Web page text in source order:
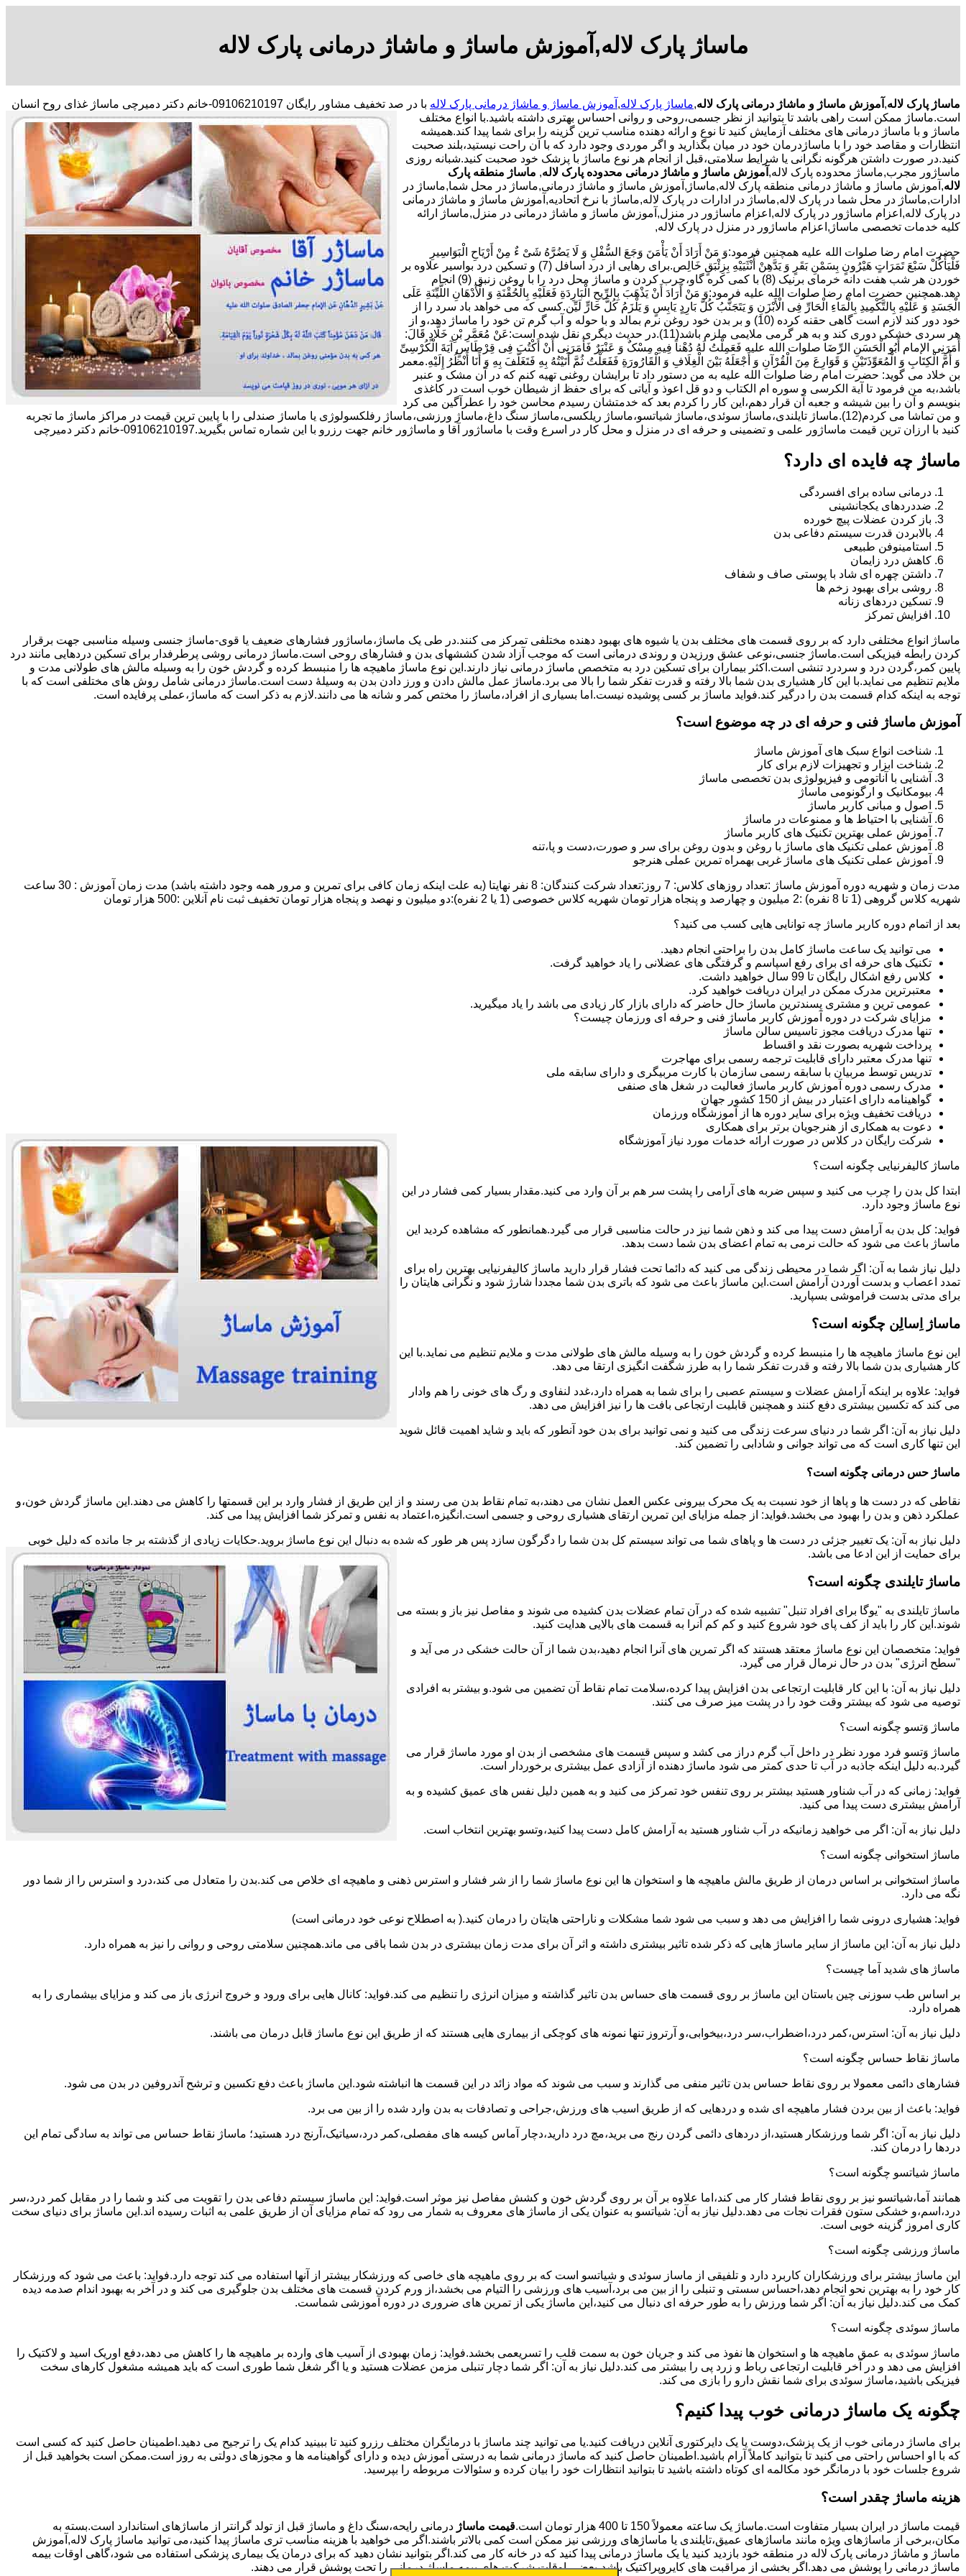
ماساژ پارک لاله,آموزش ماساژ و ماشاژ درمانی پارک لاله
ماساژ پارک لاله, آموزش ماساژ و ماشاژ درمانی پارک لاله,ماساژ پارک لاله, آموزش ماساژ و ماشاژ درمانی پارک لاله
با در صد تخفیف مشاور رایگان 09106210197-خانم دکتر دمیرچی ماساژ غذای روح انسان
است.ماساژ ممکن است راهی باشد تا بتوانید از نظر جسمی،روحی و روانی احساس بهتری داشته باشید.با انواع مختلف
ماساژ و با ماساژ درمانی های مختلف آزمایش کنید تا نوع و ارائه دهنده مناسب ترین گزینه را برای شما پیدا کند.همیشه
انتظارات و مقاصد خود را با ماساژدرمان خود در میان بگذارید و اگر موردی وجود دارد که با آن راحت نیستید،بلند صحبت
کنید.در صورت داشتن هرگونه نگرانی یا شرایط سلامتی،قبل از انجام هر نوع ماساژ با پزشک خود صحبت کنید.شبانه روزی
ماساژور مجرب,ماساژ محدوده پارک لاله, آموزش ماساژ و ماشاژ درمانی محدوده پارک لاله, ماساژ منطقه پارک
لاله,آموزش ماساژ و ماشاژ درمانی منطقه پارک لاله,ماساژ,آموزش ماساژ و ماشاژ درمانی,ماساژ در محل شما,ماساژ در
ادارات,ماساژ در محل شما در پارک لاله,ماساژ در ادارات در پارک لاله,ماساژ با نرخ اتحادیه,آموزش ماساژ و ماشاژ درمانی
در پارک لاله,اعزام ماساژور در پارک لاله,اعزام ماساژور در منزل,آموزش ماساژ و ماشاژ درمانی در منزل,ماساژ ارائه
کلیه خدمات تخصصی ماساژ,اعزام ماساژور در منزل در پارک لاله,
حضرت امام رضا صلوات الله علیه همچنین فرمود:وَ مَنْ أَرَادَ أَنْ یَأْمَنَ وَجَعَ السُّفْلِ وَ لَا یَضُرَّهُ شَیْ ءٌ مِنْ أَرْیَاحِ الْبَوَاسِیرِ
فَلْیَأْکُلْ سَبْعَ تَمَرَاتٍ هَیْرُونٍ بِسَمْنِ بَقَرٍ وَ یَدَّهِنْ أُنْثَیَیْهِ بِزِئْبَقٍ خَالِص.برای رهایی از درد اسافل (7) و تسکین درد بواسیر علاوه بر
خوردن هر شب هفت دانه خرمای برنیک (8) با کمی کره گاو،چرب کردن و ماساژ محل درد را با روغن زنبق (9) انجام
دهد.همچنین حضرت امام رضا صلوات الله علیه فرمود:وَ مَنْ أَرَادَ أَنْ یَذْهَبَ بِالرِّیحِ الْبَارِدَةِ فَعَلَیْهِ بِالْحُقْنَةِ وَ الْأَدْهَانِ اللَّیِّنَةِ عَلَى
الْجَسَدِ وَ عَلَیْهِ بِالتَّکْمِیدِ بِالْمَاءِ الْحَارِّ فِی الْأَبْزَنِ وَ یَتَجَنَّبُ کُلَّ بَارِدٍ یَابِسٍ وَ یَلْزَمُ کُلَّ حَارٍّ لَیِّن.کسی که می خواهد باد سرد را از
خود دور کند لازم است گاهی حقنه کرده (10) و بر بدن خود روغن نرم بمالد و با حوله و آب گرم تن خود را ماساژ دهد،و از
هر سردی خشکی دوری کند و به هر گرمی ملایمی ملزم باشد(11).در حدیث دیگری نقل شده است:عَنْ مُعَمَّرِ بْنِ خَلَّادٍ قَالَ:
أَمَرَنِی الإمام أَبُو الْحَسَنِ الرِّضَا صلوات الله علیه فَعَمِلْتُ لَهُ دُهْناً فِیهِ مِسْکٌ وَ عَنْبَرٌ فَأَمَرَنِی أَنْ أَکْتُبَ فِی قِرْطَاسٍ آیَةَ الْکُرْسِیِّ
وَ أُمَّ الْکِتَابِ وَ الْمُعَوِّذَتَیْنِ وَ قَوَارِعَ مِنَ الْقُرْآنِ وَ أَجْعَلَهُ بَیْنَ الْغِلَافِ وَ الْقَارُورَةِ فَفَعَلْتُ ثُمَّ أَتَیْتُهُ بِهِ فَتَغَلَّفَ بِهِ وَ أَنَا أَنْظُرُ إِلَیْهِ.معمر
بن خلاد می گوید: حضرت امام رضا صلوات الله علیه به من دستور داد تا برایشان روغنى تهیه کنم که در آن مشک و عنبر
باشد،به من فرمود تا آیة الکرسى و سوره ام الکتاب و دو قل اعوذ و آیاتى که براى حفظ از شیطان خوب است در کاغذى
بنویسم و آن را بین شیشه و جعبه آن قرار دهم،این کار را کردم بعد که خدمتشان رسیدم محاسن خود را عطرآگین می کرد
و من تماشا می کردم(12).ماساژ تایلندی،ماساژ سوئدی،ماساژ شیاتسو،ماساژ ریلکسی،ماساژ سنگ داغ،ماساژ ورزشی،ماساژ رفلکسولوژی یا ماساژ صندلی را با پایین ترین قیمت در مراکز ماساژ ما تجربه
کنید با ارزان ترین قیمت ماساژور علمی و تضمینی و حرفه ای در منزل و محل کار در اسرع وقت با ماساژور آقا و ماساژور خانم جهت رزرو با این شماره تماس بگیرید.09106210197-خانم دکتر دمیرچی
ماساژ چه فایده ای دارد؟
درمانی ساده برای افسردگی
ضددردهای یکجانشینی
باز کردن عضلات پیچ خورده
بالابردن قدرت سیستم دفاعی بدن
استامینوفن طبیعی
کاهش درد زایمان
داشتن چهره ای شاد با پوستی صاف و شفاف
روشی برای بهبود زخم ها
تسکین دردهای زنانه
افزایش تمرکز
ماساژ انواع مختلفی دارد که بر روی قسمت های مختلف بدن یا شیوه های بهبود دهنده مختلفی تمرکز می کنند.در طی یک ماساژ،ماساژور فشارهای ضعیف یا قوی-ماساژ جنسی وسیله مناسبی جهت برقرار
کردن رابطه فیزیکی است.ماساژ جنسی،نوعی عشق ورزیدن و روندی درمانی است که موجب آزاد شدن کششهای بدن و فشارهای روحی است.ماساژ درمانی روشی پرطرفدار برای تسکین دردهایی مانند درد
پایین کمر،گردن درد و سردرد تنشی است.اکثر بیماران برای تسکین درد به متخصص ماساژ درمانی نیاز دارند.این نوع ماساژ ماهیچه ها را منبسط کرده و گردش خون را به وسیله مالش های طولانی مدت و
ملایم تنظیم می نماید.با این کار هشیاری بدن شما بالا رفته و قدرت تفکر شما را بالا می برد.ماساژ عمل مالش دادن و ورز دادن بدن به وسیلۀ دست است.ماساژ درمانی شامل روش های مختلفی است که با
توجه به اینکه کدام قسمت بدن را درگیر کند.فواید ماساژ بر کسی پوشیده نیست.اما بسیاری از افراد،ماساژ را مختص کمر و شانه ها می دانند.لازم به ذکر است که ماساژ،عملی پرفایده است.
آموزش ماساژ فنی و حرفه ای در چه موضوع است؟
شناخت انواع سبک های آموزش ماساژ
شناخت ابزار و تجهیزات لازم برای کار
آشنایی با آناتومی و فیزیولوژی بدن تخصصی ماساژ
بیومکانیک و ارگونومی ماساژ
اصول و مبانی کاربر ماساژ
آشنایی با احتیاط ها و ممنوعات در ماساژ
آموزش عملی بهترین تکنیک های کاربر ماساژ
آموزش عملی تکنیک های ماساژ با روغن و بدون روغن برای سر و صورت،دست و پا،تنه
آموزش عملی تکنیک های ماساژ غربی بهمراه تمرین عملی هنرجو
مدت زمان و شهریه دوره آموزش ماساژ :تعداد روزهای کلاس: 7 روز:تعداد شرکت کنندگان: 8 نفر نهایتا (به علت اینکه زمان کافی برای تمرین و مرور همه وجود داشته باشد) مدت زمان آموزش : 30 ساعت
شهریه کلاس گروهی (1 تا 8 نفره) :2 میلیون و چهارصد و پنجاه هزار تومان شهریه کلاس خصوصی (1 یا 2 نفره):دو میلیون و نهصد و پنجاه هزار تومان تخفیف ثبت نام آنلاین :500 هزار تومان
بعد از اتمام دوره کاربر ماساژ چه توانایی هایی کسب می کنید؟
می توانید یک ساعت ماساژ کامل بدن را براحتی انجام دهید.
تکنیک های حرفه ای برای رفع اسپاسم و گرفتگی های عضلانی را یاد خواهید گرفت.
کلاس رفع اشکال رایگان تا 99 سال خواهید داشت.
معتبرترین مدرک ممکن در ایران دریافت خواهید کرد.
عمومی ترین و مشتری پسندترین ماساژ حال حاضر که دارای بازار کار زیادی می باشد را یاد میگیرید.
مزایای شرکت در دوره آموزش کاربر ماساژ فنی و حرفه ای ورزمان چیست؟
تنها مدرک دریافت مجوز تاسیس سالن ماساژ
پرداخت شهریه بصورت نقد و اقساط
تنها مدرک معتبر دارای قابلیت ترجمه رسمی برای مهاجرت
تدریس توسط مربیان با سابقه رسمی سازمان با کارت مربیگری و دارای سابقه ملی
مدرک رسمی دوره آموزش کاربر ماساژ فعالیت در شغل های صنفی
گواهینامه دارای اعتبار در بیش از 150 کشور جهان
دریافت تخفیف ویژه برای سایر دوره ها از آموزشگاه ورزمان
دعوت به همکاری از هنرجویان برتر برای همکاری
شرکت رایگان در کلاس در صورت ارائه خدمات مورد نیاز آموزشگاه
ماساژ کالیفرنیایی چگونه است؟
ابتدا کل بدن را چرب می کنید و سپس ضربه های آرامی را پشت سر هم بر آن وارد می کنید.مقدار بسیار کمی فشار در این
نوع ماساژ وجود دارد.
فواید: کل بدن به آرامش دست پیدا می کند و ذهن شما نیز در حالت مناسبی قرار می گیرد.همانطور که مشاهده کردید این
ماساژ باعث می شود که حالت نرمی به تمام اعضای بدن شما دست بدهد.
دلیل نیاز شما به آن: اگر شما در محیطی زندگی می کنید که دائما تحت فشار قرار دارید ماساژ کالیفرنیایی بهترین راه برای
تمدد اعصاب و بدست آوردن آرامش است.این ماساژ باعث می شود که باتری بدن شما مجددا شارژ شود و نگرانی هایتان را
برای مدتی بدست فراموشی بسپارید.
ماساژ اِسالِن چگونه است؟
این نوع ماساژ ماهیچه ها را منبسط کرده و گردش خون را به وسیله مالش های طولانی مدت و ملایم تنظیم می نماید.با این
کار هشیاری بدن شما بالا رفته و قدرت تفکر شما را به طرز شگفت انگیزی ارتقا می دهد.
فواید: علاوه بر اینکه آرامش عضلات و سیستم عصبی را برای شما به همراه دارد،غدد لنفاوی و رگ های خونی را هم وادار
می کند که تکسین بیشتری دفع کنند و همچنین قابلیت ارتجاعی بافت ها را نیز افزایش می دهد.
دلیل نیاز به آن: اگر شما در دنیای سرعت زندگی می کنید و نمی توانید برای بدن خود آنطور که باید و شاید اهمیت قائل شوید
این تنها کاری است که می تواند جوانی و شادابی را تضمین کند.
ماساژ حس درمانی چگونه است؟
نقاطی که در دست ها و پاها از خود نسبت به یک محرک بیرونی عکس العمل نشان می دهند،به تمام نقاط بدن می رسند و از این طریق از فشار وارد بر این قسمتها را کاهش می دهند.این ماساژ گردش خون،و
عملکرد ذهن و بدن را بهبود می بخشد.فواید: از جمله مزایای این تمرین ارتقای هشیاری روحی و جسمی است.انگیزه،اعتماد به نفس و تمرکز شما افزایش پیدا می کند.
دلیل نیاز به آن: یک تغییر جزئی در دست ها و پاهای شما می تواند سیستم کل بدن شما را دگرگون سازد پس هر طور که شده به دنبال این نوع ماساژ بروید.حکایات زیادی از گذشته بر جا مانده که دلیل خوبی
برای حمایت از این ادعا می باشد.
ماساژ تایلندی چگونه است؟
ماساژ تایلندی به "یوگا برای افراد تنبل" تشبیه شده که در آن تمام عضلات بدن کشیده می شوند و مفاصل نیز باز و بسته می
شوند.این کار را باید از کف پای خود شروع کنید و کم کم آنرا به قسمت های بالایی هدایت کنید.
فواید: متخصصان این نوع ماساژ معتقد هستند که اگر تمرین های آنرا انجام دهید،بدن شما از آن حالت خشکی در می آید و
"سطح انرژی" بدن در حال نرمال قرار می گیرد.
دلیل نیاز به آن: با این کار قابلیت ارتجاعی بدن افزایش پیدا کرده،سلامت تمام نقاط آن تضمین می شود.و بیشتر به افرادی
توصیه می شود که بیشتر وقت خود را در پشت میز صرف می کنند.
ماساژ وَتسو چگونه است؟
ماساژ وَتسو فرد مورد نظر در داخل آب گرم دراز می کشد و سپس قسمت های مشخصی از بدن او مورد ماساژ قرار می
گیرد.به دلیل اینکه جاذبه در آب تا حدی کمتر می شود ماساژ دهنده از آزادی عمل بیشتری برخوردار است.
فواید: زمانی که در آب شناور هستید بیشتر بر روی تنفس خود تمرکز می کنید و به همین دلیل نفس های عمیق کشیده و به
آرامش بیشتری دست پیدا می کنید.
دلیل نیاز به آن: اگر می خواهید زمانیکه در آب شناور هستید به آرامش کامل دست پیدا کنید،وتسو بهترین انتخاب است.
ماساژ استخوانی چگونه است؟
ماساژ استخوانی بر اساس درمان از طریق مالش ماهیچه ها و استخوان ها این نوع ماساژ شما را از شر فشار و استرس ذهنی و ماهیچه ای خلاص می کند.بدن را متعادل می کند،درد و استرس را از شما دور
نگه می دارد.
فواید: هشیاری درونی شما را افزایش می دهد و سبب می شود شما مشکلات و ناراحتی هایتان را درمان کنید.( به اصطلاح نوعی خود درمانی است)
دلیل نیاز به آن: این ماساژ از سایر ماساژ هایی که ذکر شده تاثیر بیشتری داشته و اثر آن برای مدت زمان بیشتری در بدن شما باقی می ماند.همچنین سلامتی روحی و روانی را نیز به همراه دارد.
ماساژ های شدید آما چیست؟
بر اساس طب سوزنی چین باستان این ماساژ بر روی قسمت های حساس بدن تاثیر گذاشته و میزان انرژی را تنظیم می کند.فواید: کانال هایی برای ورود و خروج انرژی باز می کند و مزایای بیشماری را به
همراه دارد.
دلیل نیاز به آن: استرس،کمر درد،اضطراب،سر درد،بیخوابی،و آرتروز تنها نمونه های کوچکی از بیماری هایی هستند که از طریق این نوع ماساژ قابل درمان می باشند.
ماساژ نقاط حساس چگونه است؟
فشارهای دائمی معمولا بر روی نقاط حساس بدن تاثیر منفی می گذارند و سبب می شوند که مواد زائد در این قسمت ها انباشته شود.این ماساژ باعث دفع تکسین و ترشح آندروفین در بدن می شود.
فواید: باعث از بین بردن فشار ماهیچه ای شده و دردهایی که از طریق اسیب های ورزش،جراحی و تصادفات به بدن وارد شده را از بین می برد.
دلیل نیاز به آن: اگر شما ورزشکار هستید،از دردهای دائمی گردن رنج می برید،مچ درد دارید،دچار آماس کیسه های مفصلی،کمر درد،سیاتیک،آرنج درد هستید؛ ماساژ نقاط حساس می تواند به سادگی تمام این
دردها را درمان کند.
ماساژ شیاتسو چگونه است؟
همانند آما،شیاتسو نیز بر روی نقاط فشار کار می کند،اما علاوه بر آن بر روی گردش خون و کشش مفاصل نیز موثر است.فواید: این ماساژ سیستم دفاعی بدن را تقویت می کند و شما را در مقابل کمر درد،سر
درد،اسم،و خشکی ستون فقرات نجات می دهد.دلیل نیاز به آن: شیاتسو به عنوان یکی از ماساژ های معروف به شمار می رود که تمام مزایای آن از طریق علمی به اثبات رسیده اند.این ماساژ برای دنیای سخت
کاری امروز گزینه خوبی است.
ماساژ ورزشی چگونه است؟
این ماساژ بیشتر برای ورزشکاران کاربرد دارد و تلفیقی از ماساز سوئدی و شیاتسو است که بر روی ماهیچه های خاصی که ورزشکار بیشتر از آنها استفاده می کند توجه دارد.فواید: باعث می شود که ورزشکار
کار خود را به بهترین نحو انجام دهد،احساس سستی و تنبلی را از بین می برد،آسیب های ورزشی را التیام می بخشد،از ورم کردن قسمت های مختلف بدن جلوگیری می کند و در آخر به بهبود اندام صدمه دیده
کمک می کند.دلیل نیاز به آن: اگر شما ورزش را به طور حرفه ای دنبال می کنید،این ماساژ یکی از تمرین های ضروری در دوره آموزشی شماست.
ماساژ سوئدی چگونه است؟
ماساژ سوئدی به عمق ماهیچه ها و استخوان ها نفوذ می کند و جریان خون به سمت قلب را تسریعمی بخشد.فواید: زمان بهبودی از آسیب های وارده بر ماهیچه ها را کاهش می دهد،دفع اوریک اسید و لاکتیک را
افزایش می دهد و در آخر قابلیت ارتجاعی رباط و زرد پی را بیشتر می کند.دلیل نیاز به آن: اگر شما دچار تنبلی مزمن عضلات هستید و یا اگر شغل شما طوری است که باید همیشه مشغول کارهای سخت
فیزیکی باشید،ماساژ سوئدی برای شما نقش دارو را بازی می کند.
چگونه یک ماساژ درمانی خوب پیدا کنیم؟
برای ماساژ درمانی خوب از یک پزشک،دوست یا یک دایرکتوری آنلاین دریافت کنید.یا می توانید چند ماساژ با درمانگران مختلف رزرو کنید تا ببینید کدام یک را ترجیح می دهید.اطمینان حاصل کنید که کسی است
که با او احساس راحتی می کنید تا بتوانید کاملاً آرام باشید.اطمینان حاصل کنید که ماساژ درمانی شما به درستی آموزش دیده و دارای گواهینامه ها و مجوزهای دولتی به روز است.ممکن است بخواهید قبل از
شروع جلسات خود با درمانگر خود مکالمه ای کوتاه داشته باشید تا بتوانید انتظارات خود را بیان کرده و سئوالات مربوطه را بپرسید.
هزینه ماساژ چقدر است؟
قیمت ماساژ در ایران بسیار متفاوت است.ماساژ یک ساعته معمولاً 150 تا 400 هزار تومان است. قیمت ماساژ درمانی رایحه،سنگ داغ و ماساژ قبل از تولد گرانتر از ماساژهای استاندارد است.بسته به
مکان،برخی از ماساژهای ویژه مانند ماساژهای عمیق،تایلندی یا ماساژهای ورزشی نیز ممکن است کمی بالاتر باشند.اگر می خواهید با هزینه مناسب تری ماساژ پیدا کنید،می توانید ماساژ پارک لاله,آموزش
ماساژ و ماشاژ درمانی پارک لاله در منطقه خود بازدید کنید یا یک ماساژ درمانی پیدا کنید که در خانه کار می کند.اگر بتوانید نشان دهید که برای درمان یک بیماری پزشکی استفاده می شود،گاهی اوقات بیمه
ماساژ درمانی را پوشش می دهد.اگر بخشی از مراقبت های کایروپراکتیک باشد،بعضی اوقات شرکت های بیمه ماساژ درمانی را تحت پوشش قرار می دهند.